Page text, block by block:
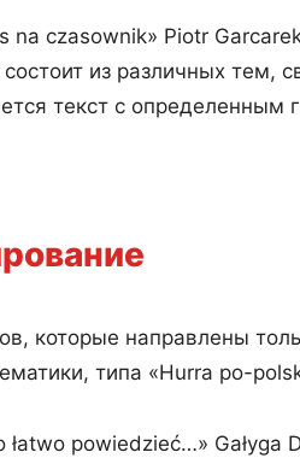
na czasownik» Piotr
из различных тем,
текст с определенным
которые направлены
типа «Hurra po-
łatwo powiedzieć…» Gałyga